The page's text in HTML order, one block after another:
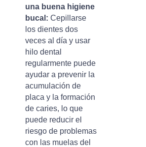
una buena higiene
bucal: Cepillarse
los dientes dos
veces al día y usar
hilo dental
regularmente puede
ayudar a prevenir la
acumulación de
placa y la formación
de caries, lo que
puede reducir el
riesgo de problemas
con las muelas del